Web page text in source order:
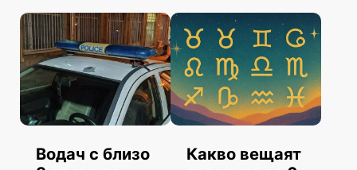
Водач с близо
Какво вещаят